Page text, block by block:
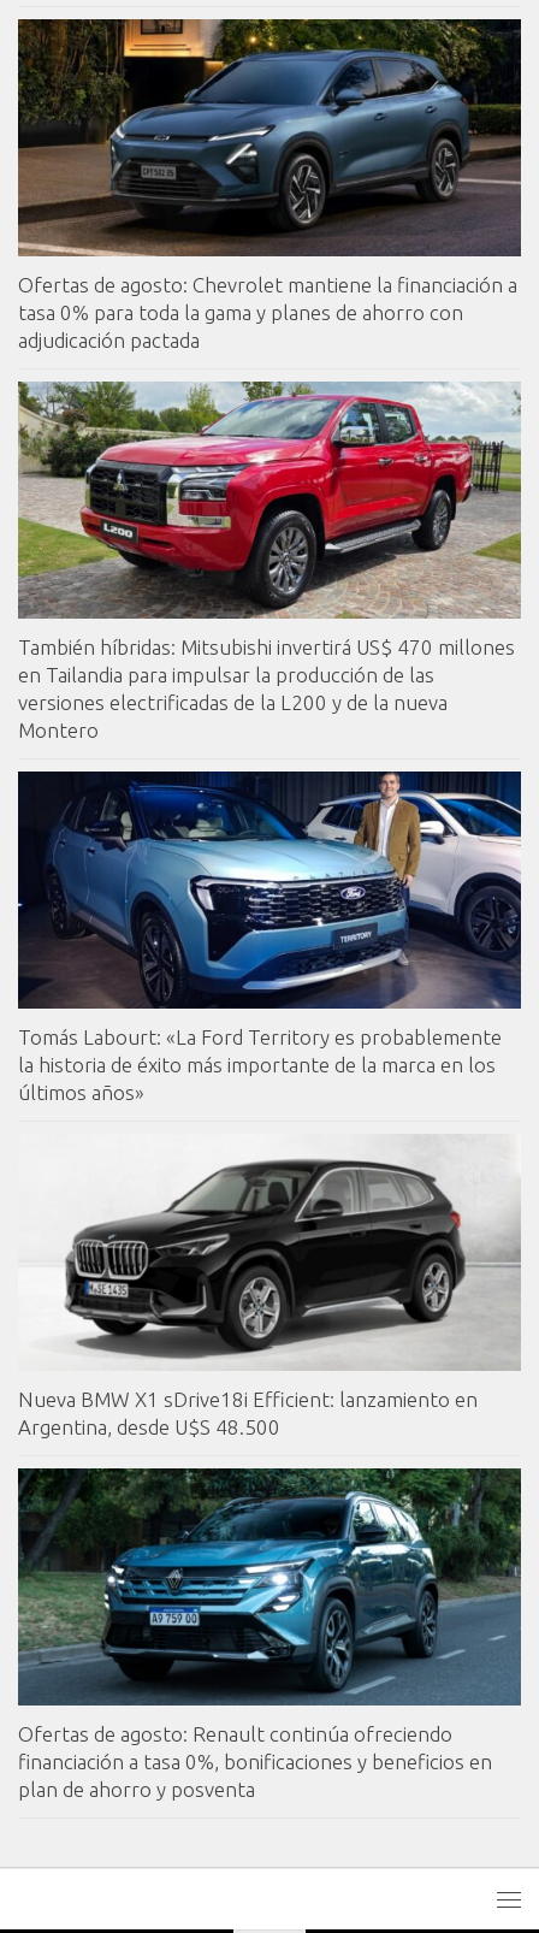
Ofertas de agosto: Chevrolet mantiene la financiación a
tasa 0% para toda la gama y planes de ahorro con
adjudicación pactada
También híbridas: Mitsubishi invertirá US$ 470 millones
en Tailandia para impulsar la producción de las
versiones electrificadas de la L200 y de la nueva
Montero
Tomás Labourt: «La Ford Territory es probablemente
la historia de éxito más importante de la marca en los
últimos años»
Nueva BMW X1 sDrive18i Efficient: lanzamiento en
Argentina, desde U$S 48.500
Ofertas de agosto: Renault continúa ofreciendo
financiación a tasa 0%, bonificaciones y beneficios en
plan de ahorro y posventa